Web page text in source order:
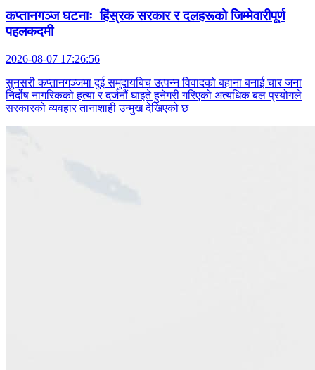
कप्तानगञ्ज घटनाः हिंस्रक सरकार र दलहरूको जिम्मेवारीपूर्ण
पहलकदमी
2026-08-07 17:26:56
सुनसरी कप्तानगञ्जमा दुई समुदायबिच उत्पन्न विवादको बहाना बनाई चार जना
निर्दोष नागरिकको हत्या र दर्जनौं घाइते हुनेगरी गरिएको अत्यधिक बल प्रयोगले
सरकारको व्यवहार तानाशाही उन्मुख देखिएको छ